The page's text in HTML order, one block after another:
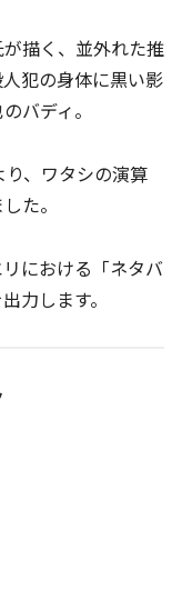
が描く、並外れた推
犯の身体に黒い影
バディ。
、ワタシの演算
た。
における「ネタバ
力します。